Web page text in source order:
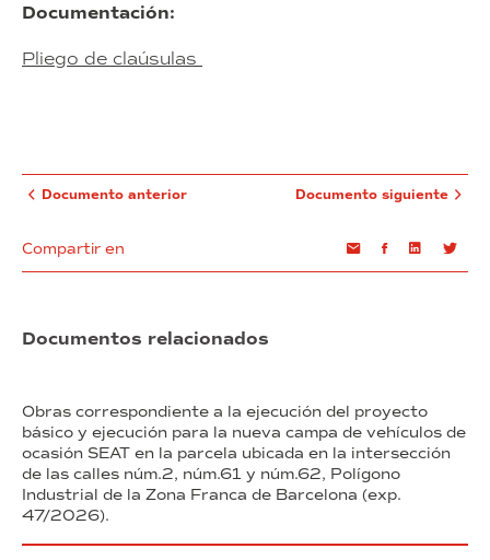
Documentación:
Pliego de claúsulas
Documento anterior
Compartir en EmailFacebookLinkedin
Documento siguiente
Documentos relacionados
Obras correspondiente a la ejecución del proyecto
básico y ejecución para la nueva campa de vehículos de
ocasión SEAT en la parcela ubicada en la intersección
de las calles núm.2, núm.61 y núm.62, Polígono
Industrial de la Zona Franca de Barcelona (exp.
47/2026).